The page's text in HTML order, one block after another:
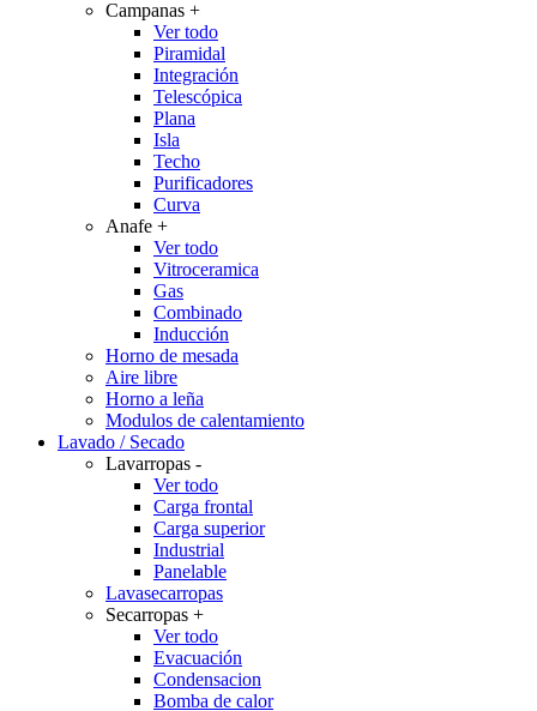
Campanas +
Ver todo
Piramidal
Integración
Telescópica
Plana
Isla
Techo
Purificadores
Curva
Anafe +
Ver todo
Vitroceramica
Gas
Combinado
Inducción
Horno de mesada
Aire libre
Horno a leña
Modulos de calentamiento
Lavado / Secado
Lavarropas -
Ver todo
Carga frontal
Carga superior
Industrial
Panelable
Lavasecarropas
Secarropas +
Ver todo
Evacuación
Condensacion
Bomba de calor